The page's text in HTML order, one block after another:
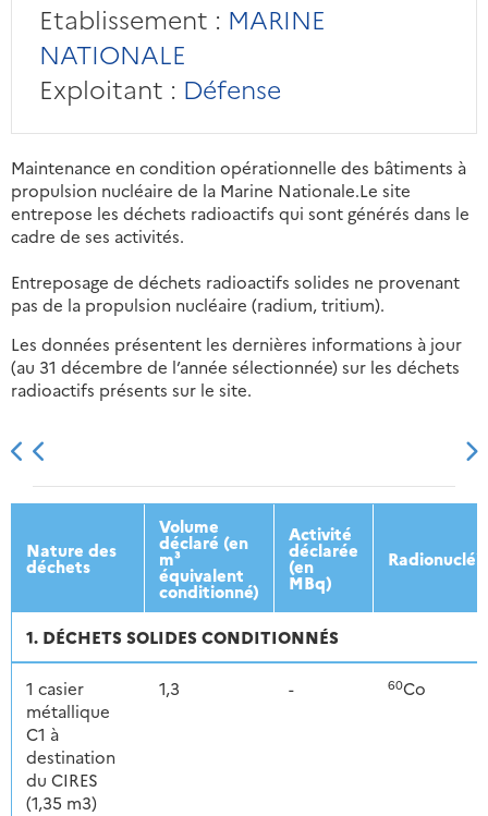
Etablissement : MARINE
NATIONALE
Exploitant : Défense
Maintenance en condition opérationnelle des bâtiments à
propulsion nucléaire de la Marine Nationale.Le site
entrepose les déchets radioactifs qui sont générés dans le
cadre de ses activités.
Entreposage de déchets radioactifs solides ne provenant
pas de la propulsion nucléaire (radium, tritium).
Les données présentent les dernières informations à jour
(au 31 décembre de l’année sélectionnée) sur les déchets
radioactifs présents sur le site.
2013 2014 2015 2016
Nature des
déchets
Volume
déclaré (en
m³
équivalent
conditionné)
Activité
déclarée
(en
MBq)
1. DÉCHETS SOLIDES CONDITIONNÉS
1 casier
métallique
C1 à
destination
du CIRES
(1,35 m3)
1,3 - 60Co